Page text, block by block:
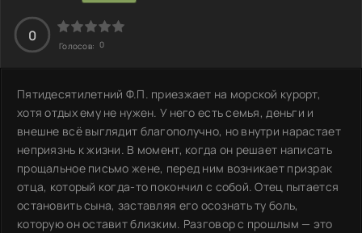
0
Голосов: 0
Пятидесятилетний Ф.П. приезжает на морской курорт,
хотя отдых ему не нужен. У него есть семья, деньги и
внешне всё выглядит благополучно, но внутри нарастает
неприязнь к жизни. В момент, когда он решает написать
прощальное письмо жене, перед ним возникает призрак
отца, который когда-то покончил с собой. Отец пытается
остановить сына, заставляя его осознать ту боль,
которую он оставит близким. Разговор с прошлым — это